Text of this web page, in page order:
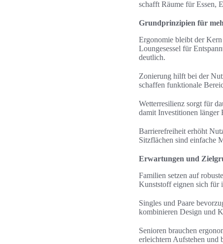
schafft Räume für Essen,
Grundprinzipien für
Ergonomie bleibt der
Loungesessel für
deutlich.
Zonierung hilft bei der
schaffen funktionale
Wetterresilienz sorgt für
damit Investitionen länger
Barrierefreiheit erhöht
Sitzflächen sind einfache
Erwartungen und
Familien setzen auf
Kunststoff eignen sich für
Singles und Paare
kombinieren Design und
Senioren brauchen
erleichtern Aufstehen und